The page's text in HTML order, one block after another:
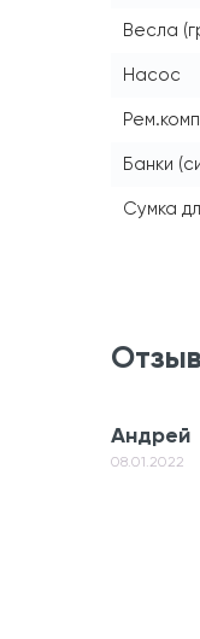
Весла
Насос
Банки
Сумка
Андрей
08.01.2022